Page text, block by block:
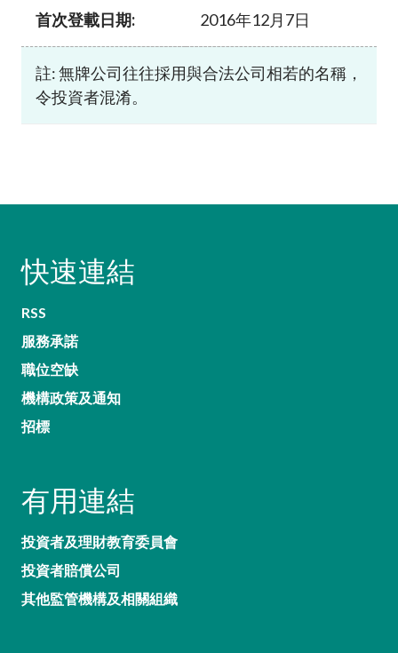
首次登載日期: 2016年12月7日
註: 無牌公司往往採用與合法公司相若的名稱，
令投資者混淆。
快速連結
RSS
服務承諾
職位空缺
機構政策及通知
招標
有用連結
投資者及理財教育委員會
投資者賠償公司
其他監管機構及相關組織